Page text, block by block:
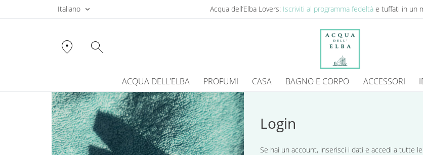
Italiano Acqua dell’Elba Lovers: Iscriviti al programma fedeltàe tuffati in un
location_on search
ACQUA DELL'ELBA PROFUMI CASA BAGNO E CORPO ACCESSORI
Login
Se hai un account, inserisci i dati e accedi a tutte